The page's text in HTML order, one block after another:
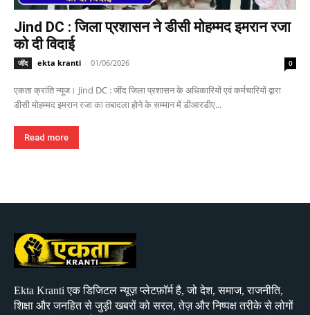
Jind DC : जिला प्रशासन ने डीसी मोहम्मद इमरान रजा
को दी विदाई
जींद ekta kranti - 01/06/2026 0
एकता क्रांति न्यूज। Jind DC : जींद जिला प्रशासन के अधिकारियों एवं कर्मचारियों द्वारा
डीसी मोहम्मद इमरान रजा का तबादला होने के सम्मान में डीआरडीए...
Read more
Ekta Kranti एक डिजिटल न्यूज़ प्लेटफ़ॉर्म है, जो देश, समाज, राजनीति,
शिक्षा और जनहित से जुड़ी खबरों को सरल, तेज़ और निष्पक्ष तरीके से लोगों